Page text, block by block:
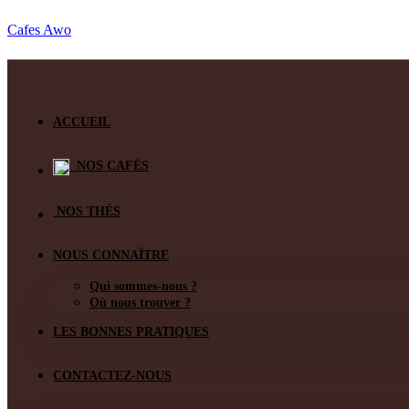
Cafes Awo
ACCUEIL
NOS CAFÉS
NOS THÉS
NOUS CONNAÎTRE
Qui sommes-nous ?
Où nous trouver ?
LES BONNES PRATIQUES
CONTACTEZ-NOUS